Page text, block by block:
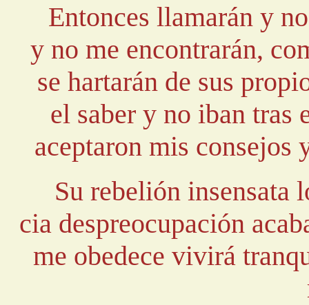
Entonces llamarán y
y no me encontrarán,
se hartarán de sus
el saber y no iban tras
aceptaron mis consejos
Su rebelión insensata
cia despreocupación
me obedece vivirá